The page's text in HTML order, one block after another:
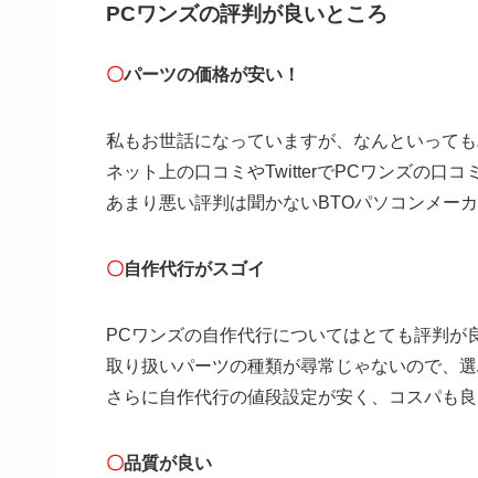
PCワンズの評判が良いところ
〇パーツの価格が安い！
私もお世話になっていますが、なんといっても
ネット上の口コミやTwitterでPCワンズの口コ
あまり悪い評判は聞かないBTOパソコンメー
〇自作代行がスゴイ
PCワンズの自作代行についてはとても評判が
取り扱いパーツの種類が尋常じゃないので、
さらに自作代行の値段設定が安く、コスパも
〇品質が良い